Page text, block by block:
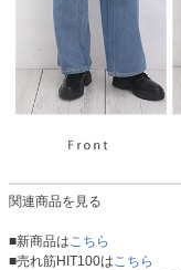
関連商品を見る
■新商品はこちら
■売れ筋HIT100はこちら